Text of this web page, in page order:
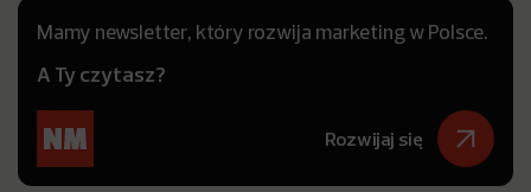
Mamy newsletter, który rozwija marketing w Polsce.
A Ty czytasz?
Rozwijaj się